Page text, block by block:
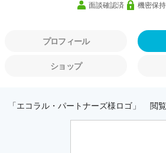
面談確認済 機密保
プロフィール
ショップ
「エコラル・パートナーズ様ロゴ」 閲